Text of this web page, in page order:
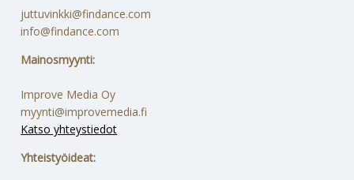
juttuvinkki@findance.com
info@findance.com
Mainosmyynti:
Improve Media Oy
myynti@improvemedia.fi
Katso yhteystiedot
Yhteistyöideat: